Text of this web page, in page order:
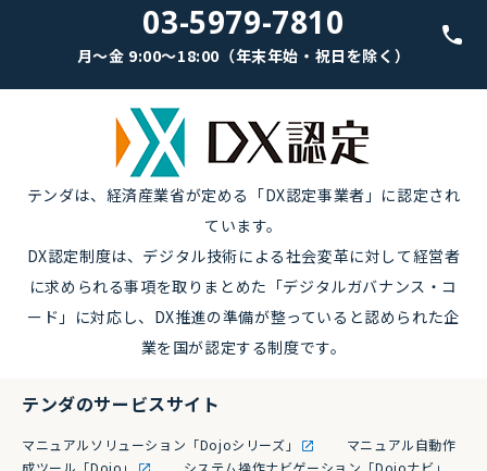
03-5979-7810
月～金 9:00～18:00（年末年始・祝日を除く）
テンダは、経済産業省が定める「DX認定事業者」に認定され
ています。
DX認定制度は、デジタル技術による社会変革に対して経営者
に求められる事項を取りまとめた「デジタルガバナンス・コ
ード」に対応し、DX推進の準備が整っていると認められた企
業を国が認定する制度です。
テンダのサービスサイト
マニュアルソリューション「Dojoシリーズ」
マニュアル自動作